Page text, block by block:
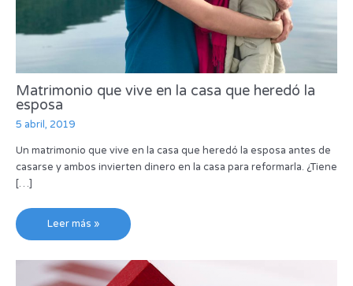
Matrimonio que vive en la casa que heredó la
esposa
5 abril, 2019
Un matrimonio que vive en la casa que heredó la esposa antes de
casarse y ambos invierten dinero en la casa para reformarla. ¿Tiene
[…]
Leer más »